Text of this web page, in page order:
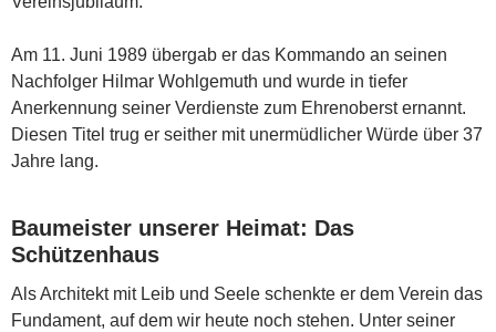
Am 11. Juni 1989 übergab er das Kommando an seinen
Nachfolger Hilmar Wohlgemuth und wurde in tiefer
Anerkennung seiner Verdienste zum Ehrenoberst ernannt.
Diesen Titel trug er seither mit unermüdlicher Würde über 37
Jahre lang.
Baumeister unserer Heimat: Das
Schützenhaus
Als Architekt mit Leib und Seele schenkte er dem Verein das
Fundament, auf dem wir heute noch stehen. Unter seiner